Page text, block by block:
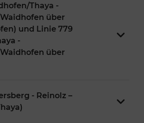
Thaya -
über
und Linie 779
-
über
- Reinolz –